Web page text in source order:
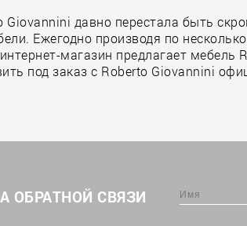
Giovannini давно перестала быть
Ежегодно производя по
магазин предлагает мебель
под заказ с Roberto Giovannini
ОБРАТНОЙ СВЯЗИ